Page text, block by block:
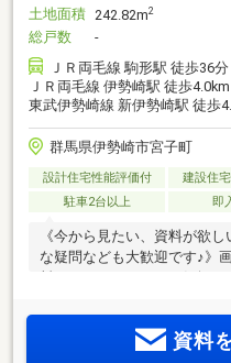
土地面積 242.82m2
総戸数
-
ＪＲ両毛線 駒形駅 徒歩36分
ＪＲ両毛線 伊勢崎駅 徒歩4.0km
東武伊勢崎線 新伊勢崎駅 徒歩
群馬県伊勢崎市宮子町
設計住宅性能評価付 建設住
駐車2台以上
即
《今から見たい、資料が欲
な疑問なども大歓迎です♪》
熱費の削減と管理がしやす
収納付き?大満足の収納力
資料